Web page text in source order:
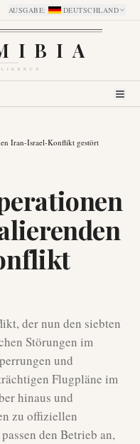
AUSGABE: DEUTSCHLAND
Iran-Israel-Konflikt gestört
der nun den siebten
Störungen im
und
Flugpläne im
hinaus und
zu offiziellen
den Betrieb an,